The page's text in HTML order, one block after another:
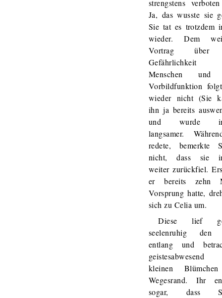
strengstens
Ja, das wusste sie
Sie tat es trotzdem
wieder. Dem
Vortrag über
Gefährlichkeit
Menschen und
Vorbildfunktion
wieder nicht (Sie
ihn ja bereits
und wurde
langsamer.
redete, bemerkte
nicht, dass sie
weiter zurückfiel.
er bereits zehn
Vorsprung hatte,
sich zu Celia um.
Diese lief
seelenruhig den
entlang und
kleinen
Wegesrand. Ihr
sogar, dass